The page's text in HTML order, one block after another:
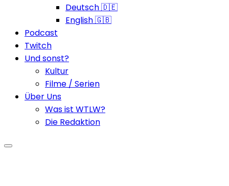
Deutsch 🇩🇪
English 🇬🇧
Podcast
Twitch
Und sonst?
Kultur
Filme / Serien
Über Uns
Was ist WTLW?
Die Redaktion